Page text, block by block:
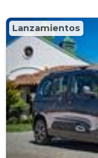
Lanzamientos